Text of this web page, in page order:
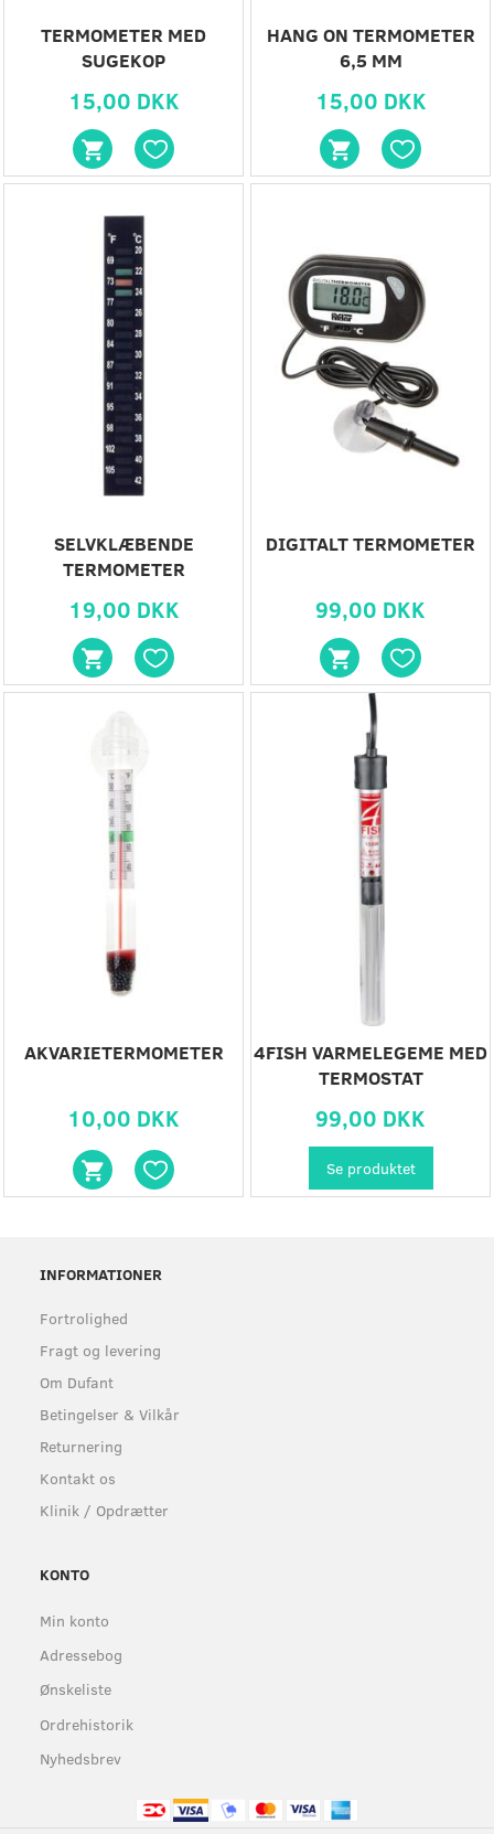
TERMOMETER MED
SUGEKOP
15,00 DKK
HANG ON TERMOMETER
6,5 MM
15,00 DKK
SELVKLÆBENDE
TERMOMETER
19,00 DKK
DIGITALT TERMOMETER
99,00 DKK
AKVARIETERMOMETER
10,00 DKK
4FISH VARMELEGEME MED
TERMOSTAT
99,00 DKK
Se produktet
INFORMATIONER
Fortrolighed
Fragt og levering
Om Dufant
Betingelser & Vilkår
Returnering
Kontakt os
Klinik / Opdrætter
KONTO
Min konto
Adressebog
Ønskeliste
Ordrehistorik
Nyhedsbrev